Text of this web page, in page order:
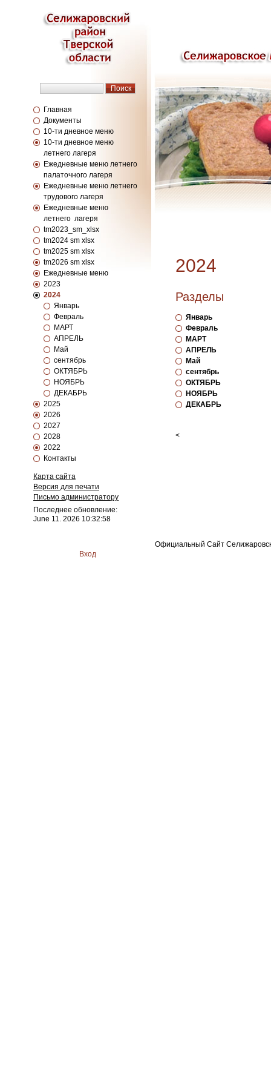
Главная
Документы
10-ти дневное меню
10-ти дневное меню
летнего лагеря
Ежедневные меню летнего
палаточного лагеря
Ежедневные меню летнего
трудового лагеря
Ежедневные меню
летнего лагеря
tm2023_sm_xlsx
tm2024 sm xlsx
tm2025 sm xlsx
tm2026 sm хlsх
Ежедневные меню
2023
2024
Январь
Февраль
МАРТ
АПРЕЛЬ
Май
сентябрь
ОКТЯБРЬ
НОЯБРЬ
ДЕКАБРЬ
2025
2026
2027
2028
2022
Контакты
Карта сайта
Версия для печати
Письмо администратору
Последнее обновление:
June 11. 2026 10:32:58
2024
Разделы
Январь
Февраль
МАРТ
АПРЕЛЬ
Май
сентябрь
ОКТЯБРЬ
НОЯБРЬ
ДЕКАБРЬ
<
Вход
Официальный Сайт